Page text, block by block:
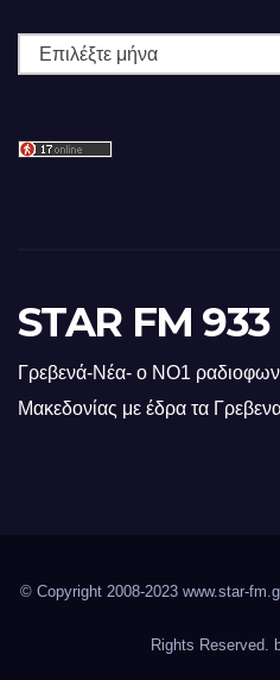
Ιστορικό
STAR FM 933
Γρεβενά-Νέα- ο ΝΟ1
Μακεδονίας με έδρα τα
© Copyright 2008-2023 www.star-
Rights Reserved.